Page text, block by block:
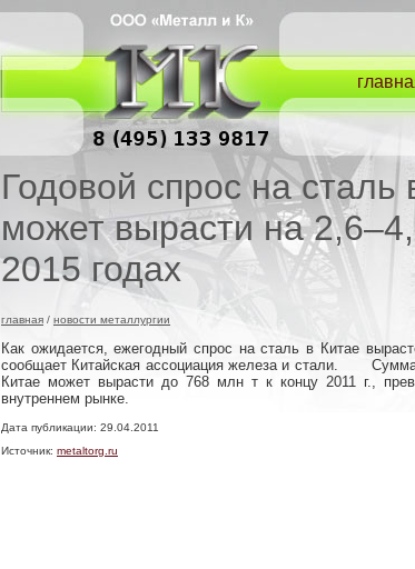
Годовой спрос на сталь
может вырасти на
2015 годах
главная / новости металлургии
Как ожидается, ежегодный спрос на сталь в Китае
сообщает Китайская ассоциация железа и стали.
Китае может вырасти до 768 млн т к концу 2011 г.,
внутреннем рынке.
Дата публикации: 29.04.2011
Источник: metaltorg.ru